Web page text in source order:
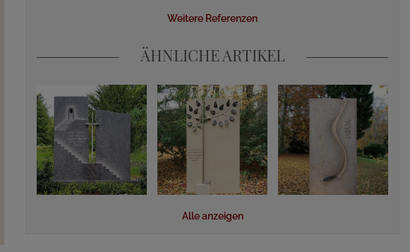
Weitere Referenzen
ÄHNLICHE ARTIKEL
Alle anzeigen